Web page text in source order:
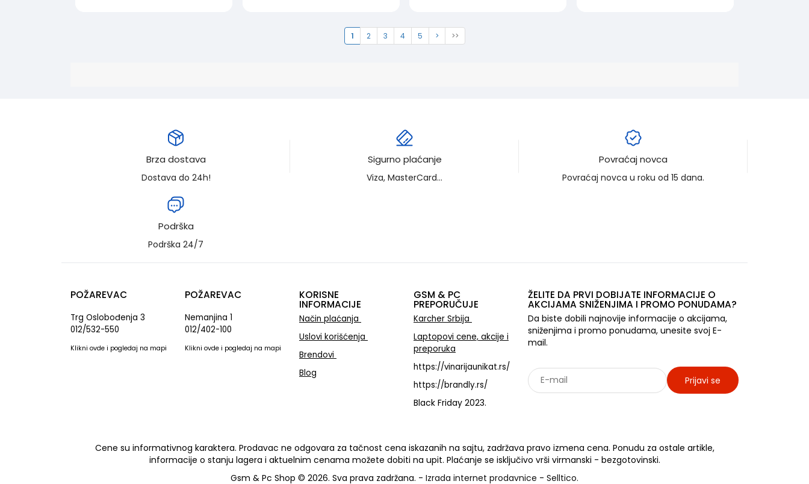
1 2 3 4 5 > >>
Brza dostava
Dostava do 24h!
Sigurno plaćanje
Viza, MasterCard...
Povraćaj novca
Povraćaj novca u roku od 15 dana.
Podrška
Podrška 24/7
POŽAREVAC
Trg Oslobođenja 3
012/532-550
Klikni ovde i pogledaj na mapi
POŽAREVAC
Nemanjina 1
012/402-100
Klikni ovde i pogledaj na mapi
KORISNE
INFORMACIJE
Način plaćanja
Uslovi korišćenja
Brendovi
Blog
GSM & PC
PREPORUČUJE
Karcher Srbija
Laptopovi cene, akcije i
preporuka
https://vinarijaunikat.rs/
https://brandly.rs/
Black Friday 2023.
ŽELITE DA PRVI DOBIJATE INFORMACIJE O
AKCIJAMA SNIŽENJIMA I PROMO PONUDAMA?
Da biste dobili najnovije informacije o akcijama,
sniženjima i promo ponudama, unesite svoj E-
mail.
Prijavi se
Cene su informativnog karaktera. Prodavac ne odgovara za tačnost cena iskazanih na sajtu, zadržava pravo izmena cena. Ponudu za ostale artikle,
informacije o stanju lagera i aktuelnim cenama možete dobiti na upit. Plaćanje se isključivo vrši virmanski - bezgotovinski.
Gsm & Pc Shop © 2026. Sva prava zadržana. - Izrada internet prodavnice - Selltico.